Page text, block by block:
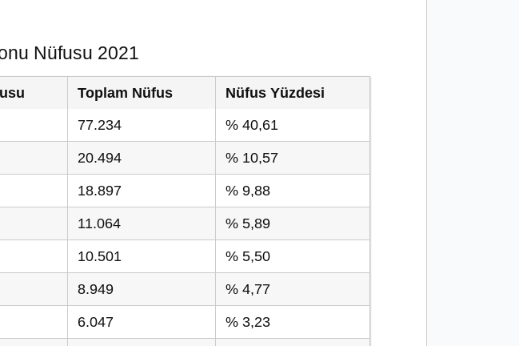
Nüfusu 2021
Toplam Nüfus
Nüfus Yüzdesi
77.234 % 40,61
20.494 % 10,57
18.897 % 9,88
11.064 % 5,89
10.501 % 5,50
8.949 % 4,77
6.047 % 3,23